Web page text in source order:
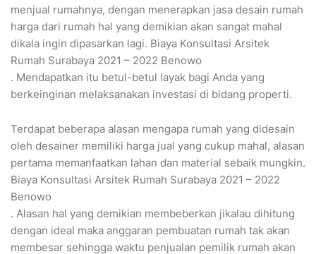
menjual rumahnya, dengan menerapkan jasa desain rumah
harga dari rumah hal yang demikian akan sangat mahal
dikala ingin dipasarkan lagi. Biaya Konsultasi Arsitek
Rumah Surabaya 2021 – 2022 Benowo
. Mendapatkan itu betul-betul layak bagi Anda yang
berkeinginan melaksanakan investasi di bidang properti.
Terdapat beberapa alasan mengapa rumah yang didesain
oleh desainer memiliki harga jual yang cukup mahal, alasan
pertama memanfaatkan lahan dan material sebaik mungkin.
Biaya Konsultasi Arsitek Rumah Surabaya 2021 – 2022
Benowo
. Alasan hal yang demikian membeberkan jikalau dihitung
dengan ideal maka anggaran pembuatan rumah tak akan
membesar sehingga waktu penjualan pemilik rumah akan